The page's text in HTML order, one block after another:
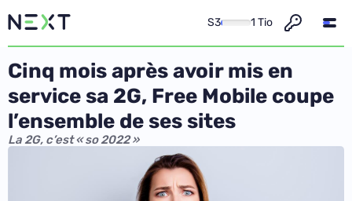
S3 1 Tio
Cinq mois après avoir mis en
service sa 2G, Free Mobile coupe
l’ensemble de ses sites
La 2G, c’est « so 2022 »